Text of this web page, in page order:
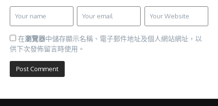
在瀏覽器中儲存顯示名稱、電子郵件地址及個人網站網址，以
供下次發佈留言時使用。